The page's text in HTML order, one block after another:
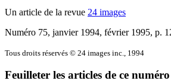
Un article de la revue 24 images
Numéro 75, janvier 1994, février 1995, p.
Tous droits réservés © 24 images inc., 1994
Feuilleter les articles de ce numéro